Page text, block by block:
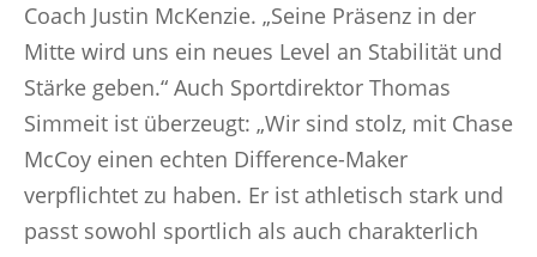
Coach Justin McKenzie. „Seine Präsenz in der
Mitte wird uns ein neues Level an Stabilität und
Stärke geben.“ Auch Sportdirektor Thomas
Simmeit ist überzeugt: „Wir sind stolz, mit Chase
McCoy einen echten Difference-Maker
verpflichtet zu haben. Er ist athletisch stark und
passt sowohl sportlich als auch charakterlich